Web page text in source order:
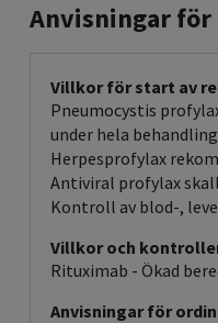
Anvisningar för
Villkor för start av
Pneumocystis
under hela
Herpesprofylax
Antiviral profylax
Kontroll av blod-,
Villkor och
Rituximab - Ökad
Anvisningar för